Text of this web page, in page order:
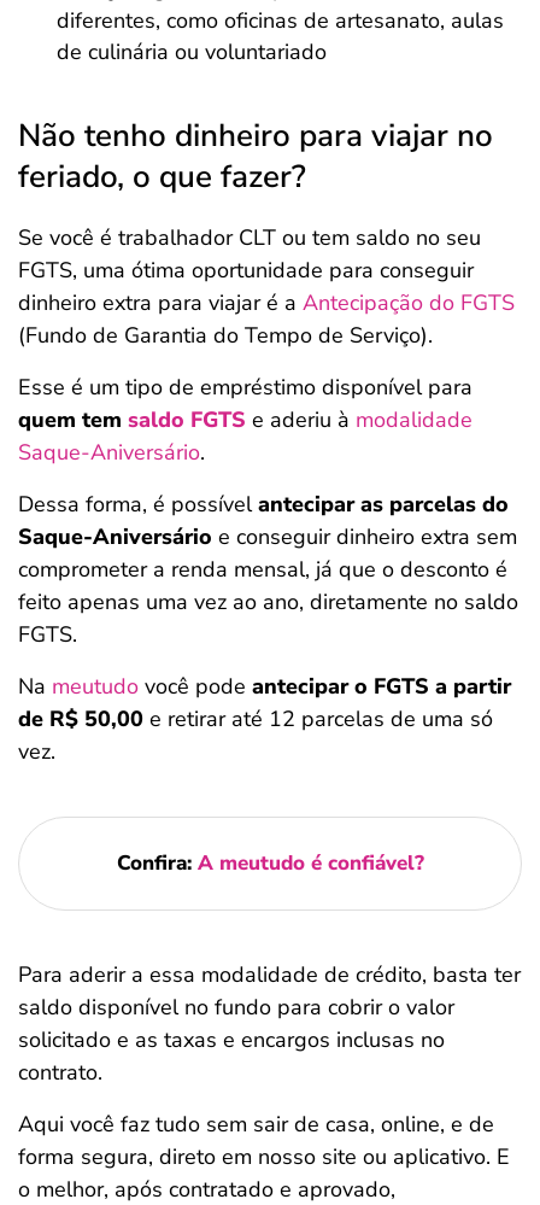
diferentes, como oficinas de artesanato, aulas
de culinária ou voluntariado
Não tenho dinheiro para viajar no
feriado, o que fazer?
Se você é trabalhador CLT ou tem saldo no seu
FGTS, uma ótima oportunidade para conseguir
dinheiro extra para viajar é a Antecipação do FGTS
(Fundo de Garantia do Tempo de Serviço).
Esse é um tipo de empréstimo disponível para
quem tem saldo FGTS e aderiu à modalidade
Saque-Aniversário.
Dessa forma, é possívelantecipar as parcelas do
Saque-Aniversário e conseguir dinheiro extra sem
comprometer a renda mensal, já que o desconto é
feito apenas uma vez ao ano, diretamente no saldo
FGTS.
Na meutudo você pode antecipar o FGTS a partir
de R$ 50,00 e retirar até 12 parcelas de uma só
vez.
Confira: A meutudo é confiável?
Para aderir a essa modalidade de crédito, basta ter
saldo disponível no fundo para cobrir o valor
solicitado e as taxas e encargos inclusas no
contrato.
Aqui você faz tudo sem sair de casa, online, e de
forma segura, direto em nosso site ou aplicativo. E
o melhor, após contratado e aprovado,